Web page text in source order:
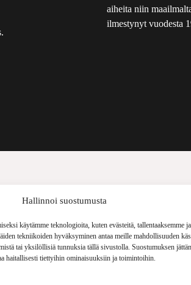
Hallinnoi suostumusta
käytämme teknologioita, kuten evästeitä, tallentaaksemme
tekniikoiden hyväksyminen antaa meille mahdollisuuden
tai yksilöllisiä tunnuksia tällä sivustolla. Suostumuksen
haitallisesti tiettyihin ominaisuuksiin ja toimintoihin.
aiheita niin
ilmestynyt vuodesta